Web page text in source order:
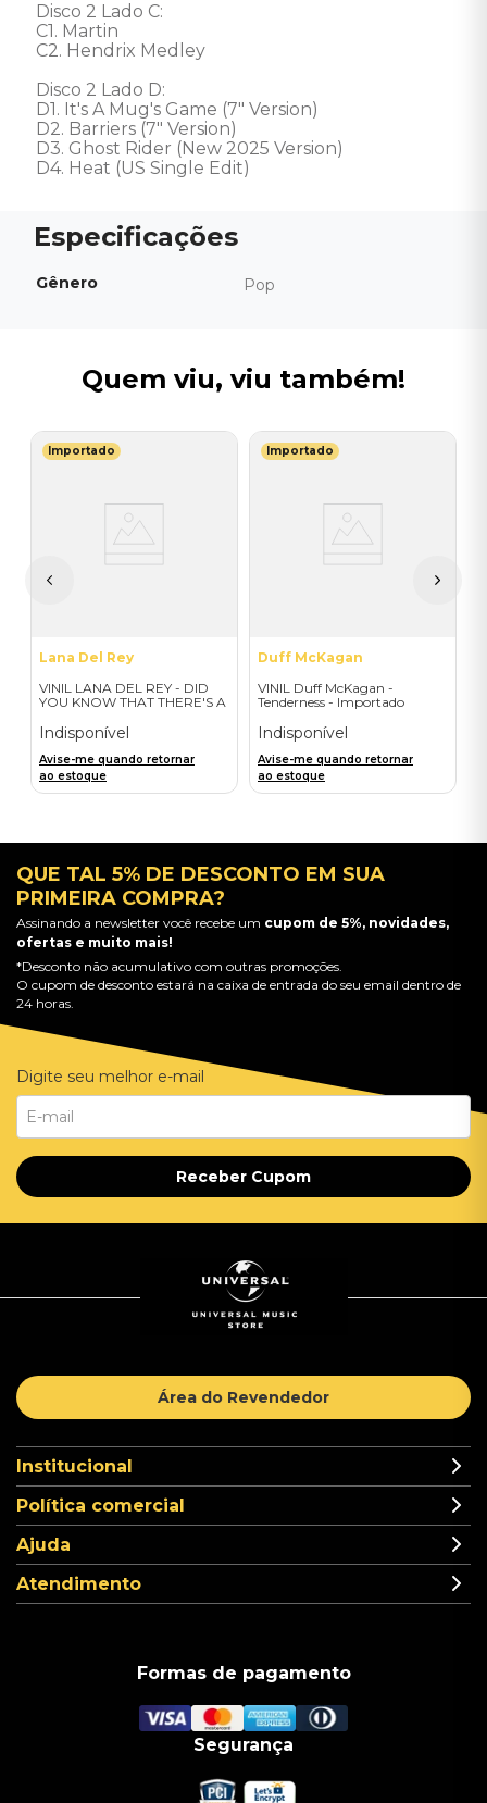
Disco 2 Lado C:
C1. Martin
C2. Hendrix Medley
Disco 2 Lado D:
D1. It's A Mug's Game (7" Version)
D2. Barriers (7" Version)
D3. Ghost Rider (New 2025 Version)
D4. Heat (US Single Edit)
Gênero Pop
Quem viu, viu também!
Importado
Lana Del Rey
VINIL LANA DEL REY - DID
YOU KNOW THAT THERE'S A
BLVD (ALT COVER EXPLICIT/
2LP) - IMPORTADO
Indisponível
Avise-me quando retornar
ao estoque
Importado
Duff McKagan
VINIL Duff McKagan -
Tenderness - Importado
Indisponível
Avise-me quando retornar
ao estoque
QUE TAL 5% DE DESCONTO EM SUA
PRIMEIRA COMPRA?
Assinando a newsletter você recebe um cupom de 5%, novidades,
ofertas e muito mais!
*Desconto não acumulativo com outras promoções.
O cupom de desconto estará na caixa de entrada do seu email dentro de
24 horas.
Digite seu melhor e-mail
Receber Cupom
Área do Revendedor
Institucional
Política comercial
Ajuda
Atendimento
Formas de pagamento
Segurança